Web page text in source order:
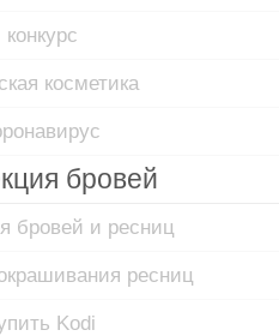
конкурс
косметика
бровей
бровей и ресниц
ресниц
Kodi